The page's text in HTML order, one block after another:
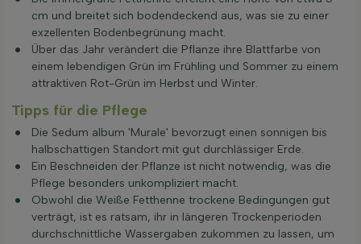
cm und breitet sich bodendeckend aus, was sie zu einer
exzellenten Bodenbegrünung macht.
Über das Jahr verändert die Pflanze ihre Blattfarbe von
einem lebendigen Grün im Frühling und Sommer zu einem
attraktiven Rot-Grün im Herbst und Winter.
Tipps für die Pflege
Die Sedum album 'Murale' bevorzugt einen sonnigen bis
halbschattigen Standort mit gut durchlässiger Erde.
Ein Beschneiden der Pflanze ist nicht notwendig, was die
Pflege besonders unkompliziert macht.
Obwohl die Weiße Fetthenne trockene Bedingungen gut
verträgt, ist es ratsam, ihr in längeren Trockenperioden
durchschnittliche Wassergaben zukommen zu lassen, um